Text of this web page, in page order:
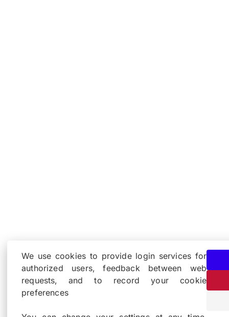
We use cookies to provide login services for
authorized users, feedback between web
requests, and to record your cookie
preferences